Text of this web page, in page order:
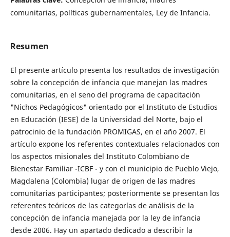
comunitarias, políticas gubernamentales, Ley de Infancia.
Resumen
El presente artículo presenta los resultados de investigación
sobre la concepción de infancia que manejan las madres
comunitarias, en el seno del programa de capacitación
"Nichos Pedagógicos" orientado por el Instituto de Estudios
en Educación (IESE) de la Universidad del Norte, bajo el
patrocinio de la fundación PROMIGAS, en el año 2007. El
artículo expone los referentes contextuales relacionados con
los aspectos misionales del Instituto Colombiano de
Bienestar Familiar -ICBF - y con el municipio de Pueblo Viejo,
Magdalena (Colombia) lugar de origen de las madres
comunitarias participantes; posteriormente se presentan los
referentes teóricos de las categorías de análisis de la
concepción de infancia manejada por la ley de infancia
desde 2006. Hay un apartado dedicado a describir la